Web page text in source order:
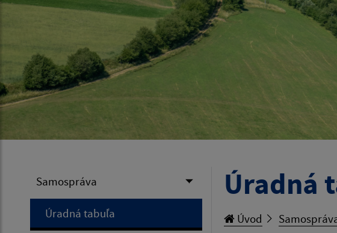
Samospráva
Úradná tabuľa
Úradná
Úvod